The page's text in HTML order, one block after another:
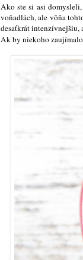
Ako ste si asi
voňadlách, ale vôňa
desaťkrát intenzívnejšiu,
Ak by niekoho